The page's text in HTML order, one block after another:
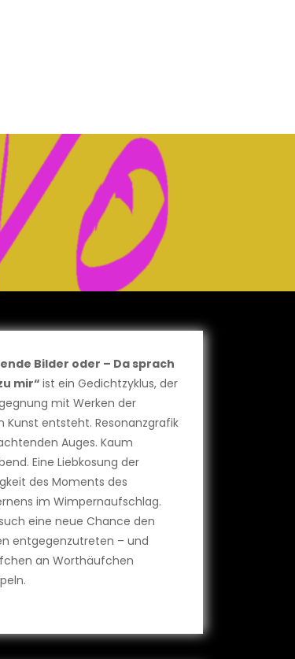
Bilder oder – Da sprach
mir“ ist ein Gedichtzyklus, der
mit Werken der
Kunst entsteht. Resonanzgrafik
Auges. Kaum
Eine Liebkosung der
des Moments des
im Wimpernaufschlag.
eine neue Chance den
entgegenzutreten – und
an Worthäufchen